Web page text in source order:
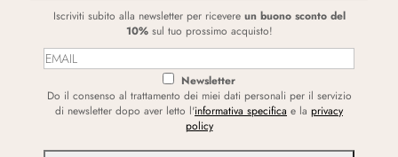
Iscriviti subito alla newsletter per ricevere un buono sconto del
10%sul tuo prossimo acquisto!
Newsletter
Do il consenso al trattamento dei miei dati personali per il servizio
di newsletter dopo aver letto l'informativa specifica e la privacy
policy